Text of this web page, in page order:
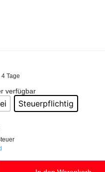
4 Tage
verfügbar
Steuerpflichtig